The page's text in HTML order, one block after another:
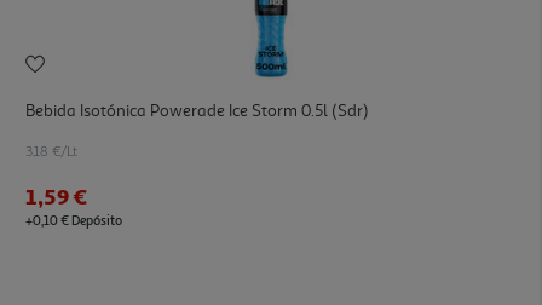
Bebida Isotónica Powerade Ice Storm 0.5l (sdr)
3.18 €/Lt
1,59 €
+0,10 € Depósito